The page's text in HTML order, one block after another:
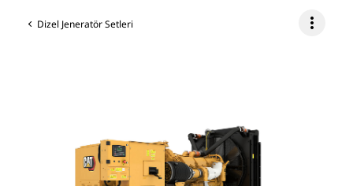
Dizel Jeneratör Setleri more_vert